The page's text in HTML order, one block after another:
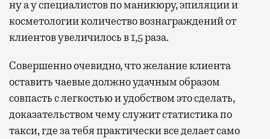
ну а у специалистов по маникюру, эпиляции и
косметологии количество вознаграждений от
клиентов увеличилось в 1,5 раза.
Совершенно очевидно, что желание клиента
оставить чаевые должно удачным образом
совпасть с легкостью и удобством это сделать,
доказательством чему служит статистика по
такси, где за тебя практически все делает само